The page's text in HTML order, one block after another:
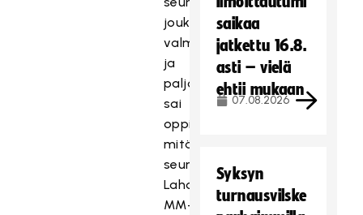
joukkueen
valmistautumista
ja
paljon
sai
oppia
mitä
seuraavat
Lahden
MM-
saikaa
jatkettu 16.8.
asti – vielä
ehtii mukaan
07.08.2026
Syksyn
turnausvilske